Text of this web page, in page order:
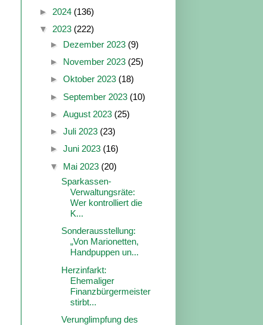
► 2024 (136)
▼ 2023 (222)
► Dezember 2023 (9)
► November 2023 (25)
► Oktober 2023 (18)
► September 2023 (10)
► August 2023 (25)
► Juli 2023 (23)
► Juni 2023 (16)
▼ Mai 2023 (20)
Sparkassen-
Verwaltungsräte:
Wer kontrolliert die
K...
Sonderausstellung:
„Von Marionetten,
Handpuppen un...
Herzinfarkt:
Ehemaliger
Finanzbürgermeister
stirbt...
Verunglimpfung des